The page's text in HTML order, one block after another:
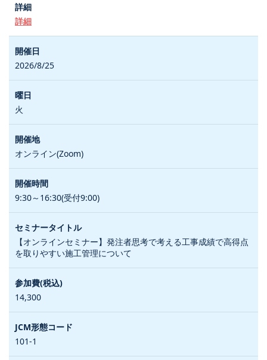
詳細
2026/8/25
火
オンライン(Zoom)
9:30～16:30(受付9:00)
【オンラインセミナー】発注者思考で考える工事成績で高得点
を取りやすい施工管理について
14,300
101-1